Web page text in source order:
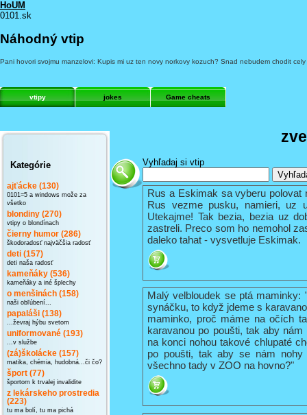
HoUM
0101.sk
Náhodný vtip
Pani hovori svojmu manzelovi: Kupis mi uz ten novy norkovy kozuch? Snad nebudem chodit
vtipy jokes Game cheats
Kategórie
ajťácke (130)
0101=5 a windows može za
všetko
blondiny (270)
vtipy o blondínach
čierny humor (286)
škodoradosť najväčšia radosť
deti (157)
deti naša radosť
kameňáky (536)
kameňáky a iné šplechy
o menšinách (158)
naši obľúbení...
papaláši (138)
...ževraj hýbu svetom
uniformované (193)
...v službe
(zá)školácke (157)
matika, chémia, hudobná...či čo?
šport (77)
športom k trvalej invalidite
z lekárskeho prostredia
(223)
tu ma bolí, tu ma pichá
Vyhľadaj si vtip
Rus a Eskimak sa vyberu polovat
Rus vezme pusku, namieri, uz
Utekajme! Tak bezia, bezia uz
zastreli. Preco som ho nemohol
daleko tahat - vysvetluje Eskimak.
Malý velbloudek se ptá
synáčku, to když jdeme s
maminko, proč máme na očích
karavanou po poušti, tak aby
na konci nohou takové chlupaté
po poušti, tak aby se nám
všechno tady v ZOO na hovno?"